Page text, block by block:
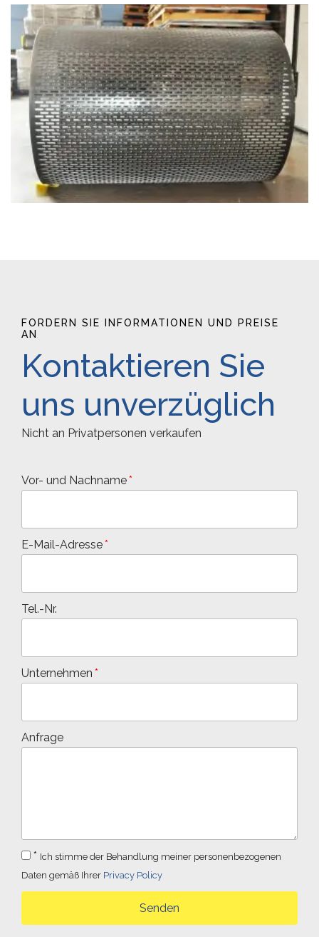
FORDERN SIE INFORMATIONEN UND PREISE
AN
Kontaktieren Sie
uns unverzüglich
Nicht an Privatpersonen verkaufen
Vor- und Nachname
E-Mail-Adresse
Tel.-Nr.
Unternehmen
Anfrage
* Ich stimme der Behandlung meiner personenbezogenen
Daten gemäß Ihrer Privacy Policy
Senden